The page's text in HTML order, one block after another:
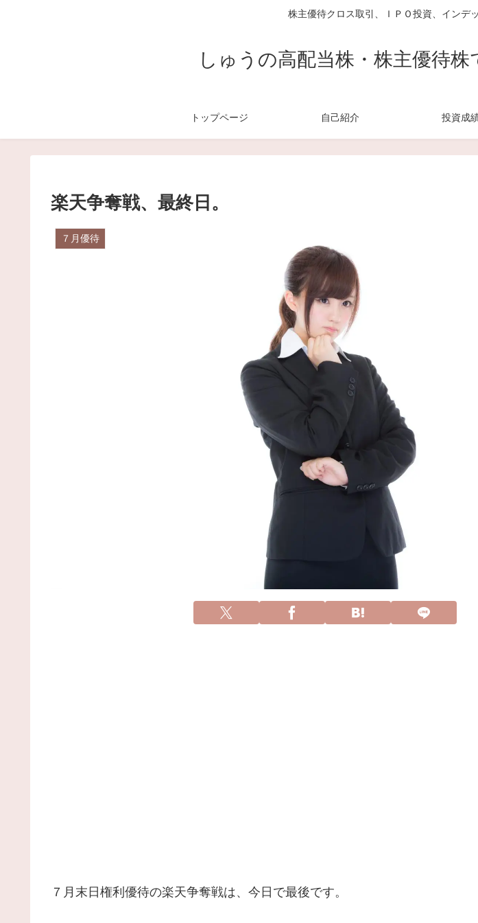
株主優待クロス取引、ＩＰＯ投資、インデ
しゅうの高配当株・株主優待
トップページ 自己紹介 投資成
楽天争奪戦、最終日。
７月優待
７月末日権利優待の楽天争奪戦は、今日で最後です。